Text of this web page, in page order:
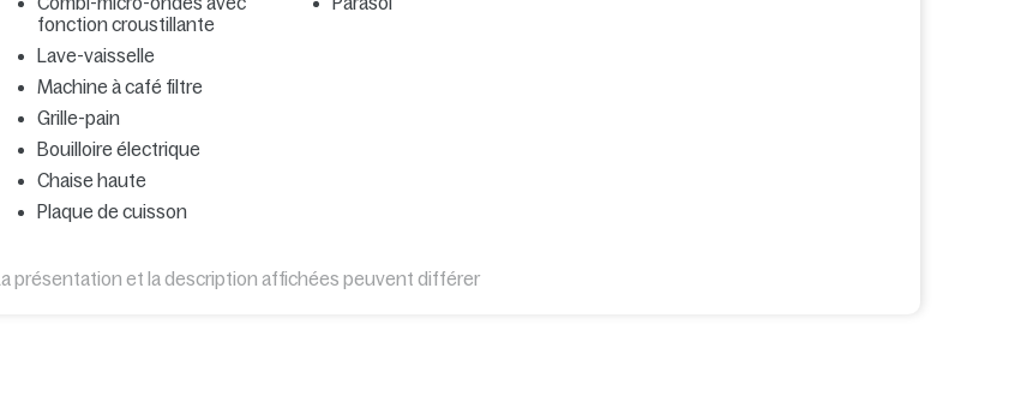
fonction croustillante
Lave-vaisselle
Machine à café filtre
Grille-pain
Bouilloire électrique
Chaise haute
Plaque de cuisson
La présentation et la description affichées peuvent différer